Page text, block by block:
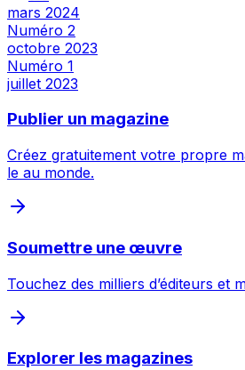
Inspecter
mars 2024
Numéro 2
octobre 2023
Numéro 1
juillet 2023
Publier un magazine
Créez gratuitement votre propre
le au monde.
Soumettre une œuvre
Touchez des milliers d’éditeurs et
Explorer les magazines